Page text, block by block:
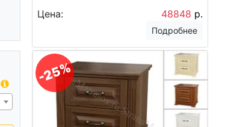
Цена: 48848 р.
Подробнее
-25%